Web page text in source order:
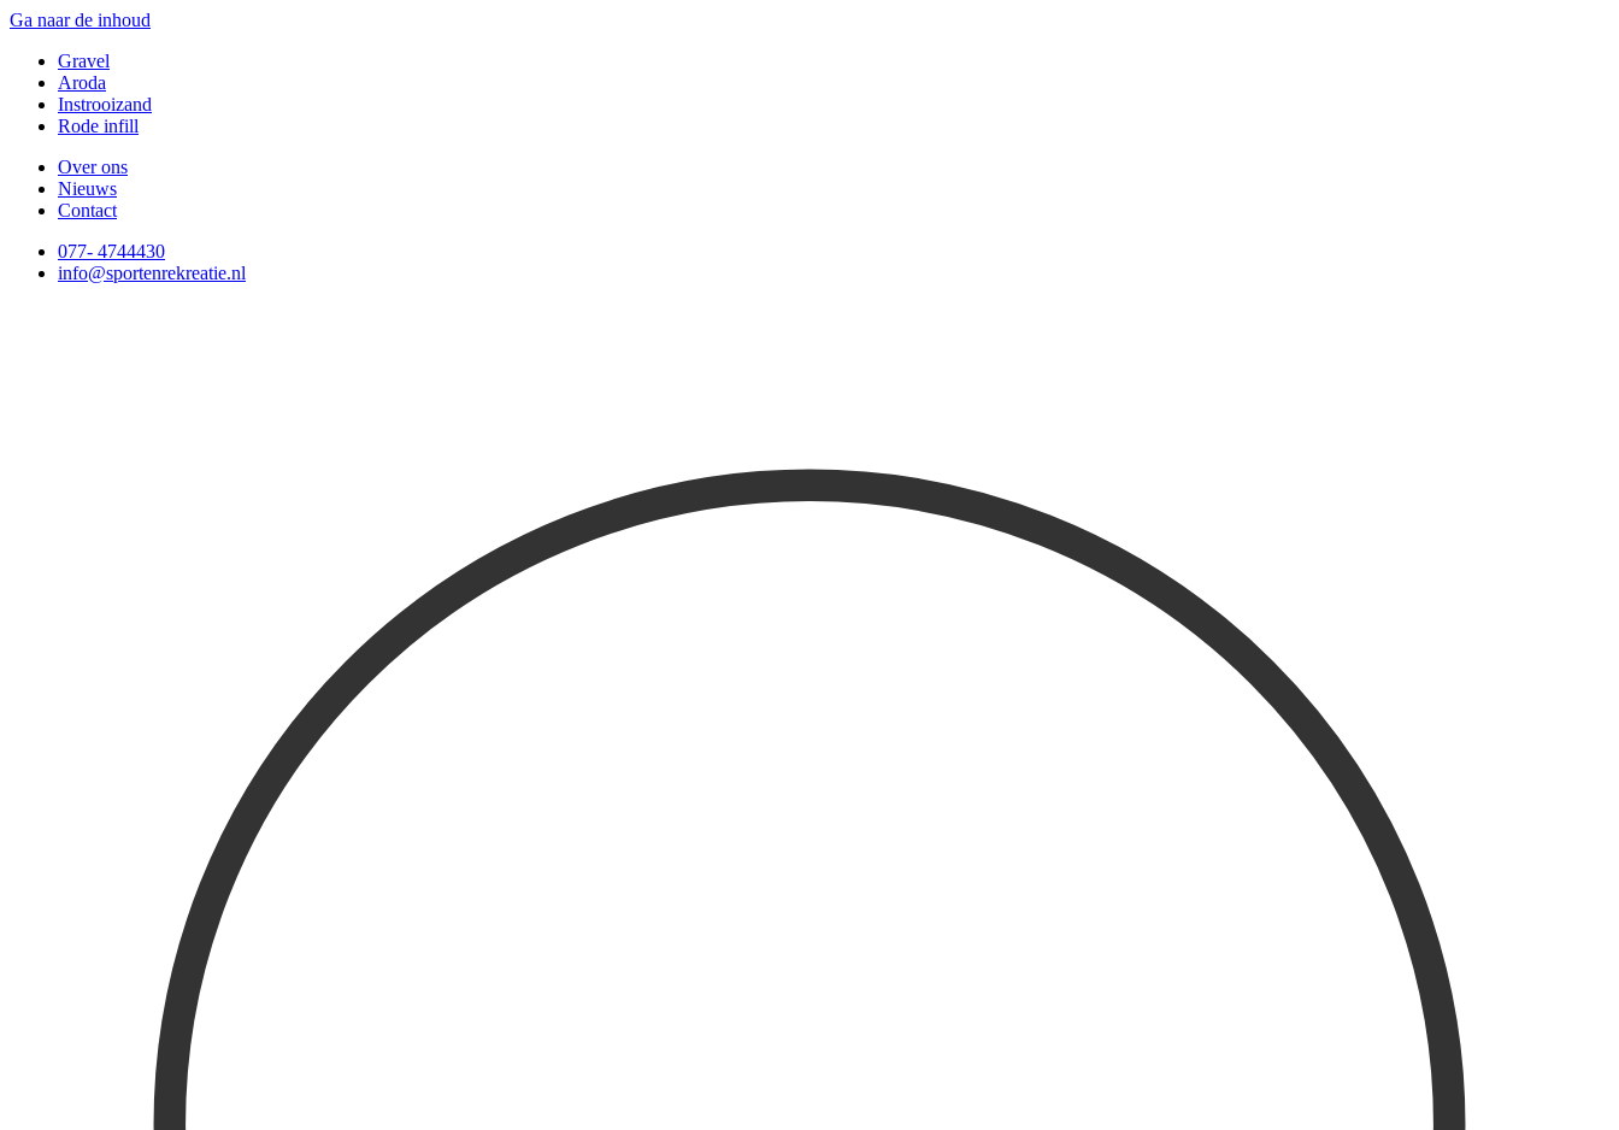
Ga naar de inhoud
Gravel
Aroda
Instrooizand
Rode infill
Over ons
Nieuws
Contact
077- 4744430
info@sportenrekreatie.nl